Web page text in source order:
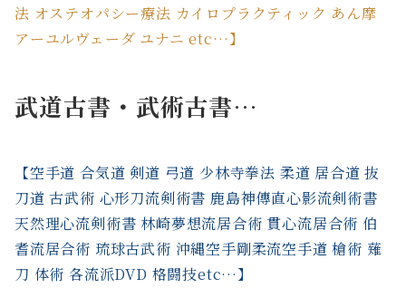
法 オステオパシー療法 カイロプラクティック あん摩
アーユルヴェーダ ユナニ etc…】
武道古書・武術古書…
【空手道 合気道 剣道 弓道 少林寺拳法 柔道 居合道 抜
刀道 古武術 心形刀流剣術書 鹿島神傳直心影流剣術書
天然理心流剣術書 林崎夢想流居合術 貫心流居合術 伯
耆流居合術 琉球古武術 沖縄空手剛柔流空手道 槍術 薙
刀 体術 各流派DVD 格闘技etc…】